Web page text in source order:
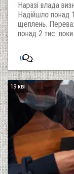
Наразі влада
Надійшло понад
щеплень.
понад 2 тис.
0
19 кві